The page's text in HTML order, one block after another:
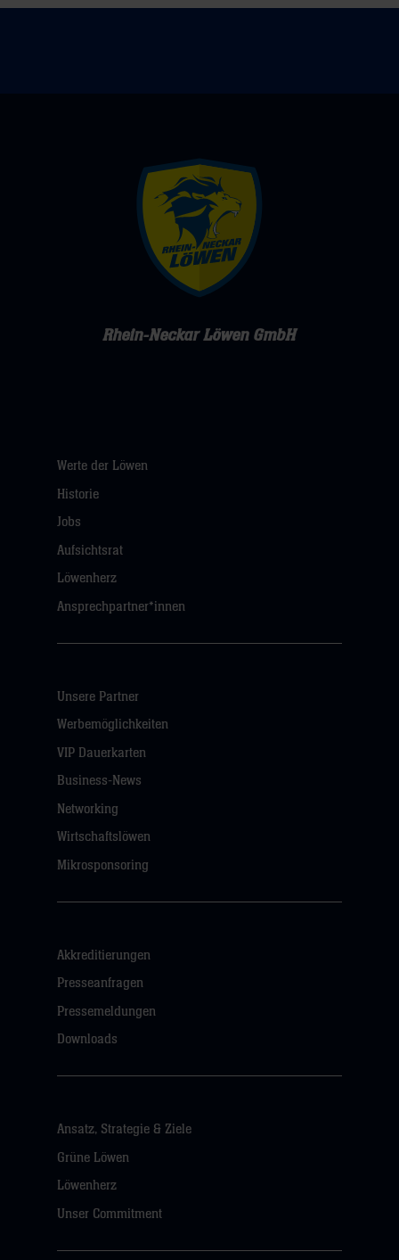
Rhein-Neckar Löwen GmbH
Werte der Löwen
Historie
Jobs
Aufsichtsrat
Löwenherz
Ansprechpartner*innen
Unsere Partner
Werbemöglichkeiten
VIP Dauerkarten
Business-News
Networking
Wirtschaftslöwen
Mikrosponsoring
Akkreditierungen
Presseanfragen
Pressemeldungen
Downloads
Ansatz, Strategie & Ziele
Grüne Löwen
Löwenherz
Unser Commitment